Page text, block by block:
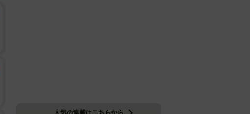
人気の連載はこちらから